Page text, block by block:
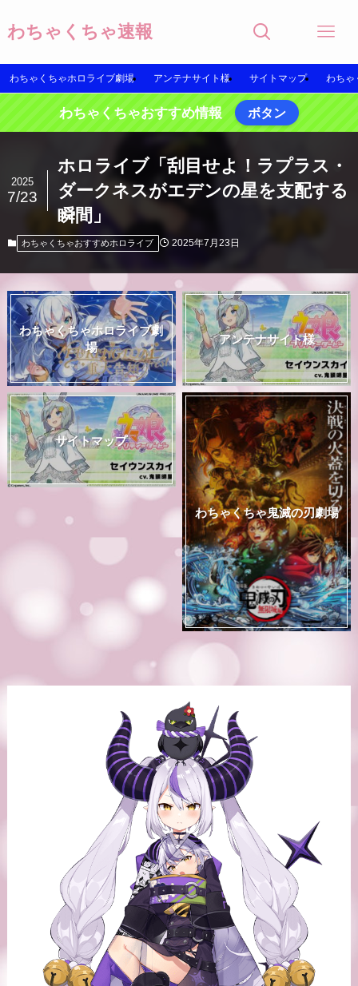
わちゃくちゃ速報
わちゃくちゃホロライブ劇場 アンテナサイト様 サイトマップ わちゃ
わちゃくちゃおすすめ情報 ボタン
ホロライブ「刮目せよ！ラプラス・
ダークネスがエデンの星を支配する
瞬間」
2025
7/23
わちゃくちゃおすすめホロライブ 2025年7月23日
わちゃくちゃホロライブ劇
場
アンテナサイト様
サイトマップ
わちゃくちゃ鬼滅の刃劇場